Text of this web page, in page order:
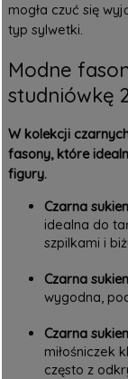
mogła czuć się
typ sylwetki.
Modne
studniówkę
W kolekcji
fasony, które
figury.
Czarna
idealna do
szpilkami i
Czarna
wygodna,
Czarna
miłośniczek
często z